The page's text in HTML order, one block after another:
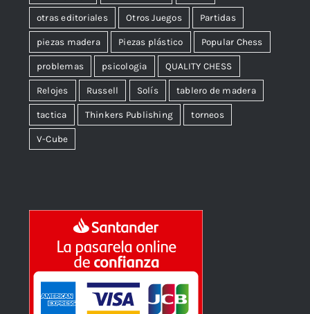
otras editoriales Otros Juegos Partidas
piezas madera Piezas plástico Popular Chess
problemas psicologia QUALITY CHESS
Relojes Russell Solís tablero de madera
tactica Thinkers Publishing torneos
V-Cube